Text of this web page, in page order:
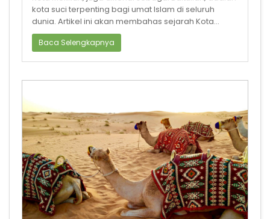
kota suci terpenting bagi umat Islam di seluruh
dunia. Artikel ini akan membahas sejarah Kota
Mekkah, tempat-tempat penting
Baca Selengkapnya